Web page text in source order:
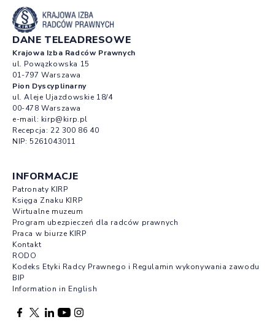
DANE TELEADRESOWE
Krajowa Izba Radców Prawnych
ul. Powązkowska 15
01-797 Warszawa
Pion Dyscyplinarny
ul. Aleje Ujazdowskie 18/4
00-478 Warszawa
e-mail: kirp@kirp.pl
Recepcja: 22 300 86 40
NIP: 5261043011
INFORMACJE
Patronaty KIRP
Księga Znaku KIRP
Wirtualne muzeum
Program ubezpieczeń dla radców prawnych
Praca w biurze KIRP
Kontakt
RODO
Kodeks Etyki Radcy Prawnego i Regulamin wykonywania zawodu
BIP
Information in English
Facebook otwierany w nowej karcie
Profil X otwierany w nowej karcie
Profil LinkedIn otwierany w nowej karcie
Profil YouTube otwierany w nowej karcie
Profil Instagram otwierany w nowej karcie